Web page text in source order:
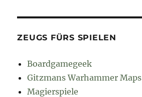
ZEUGS FÜRS SPIELEN
Boardgamegeek
Gitzmans Warhammer Maps
Magierspiele